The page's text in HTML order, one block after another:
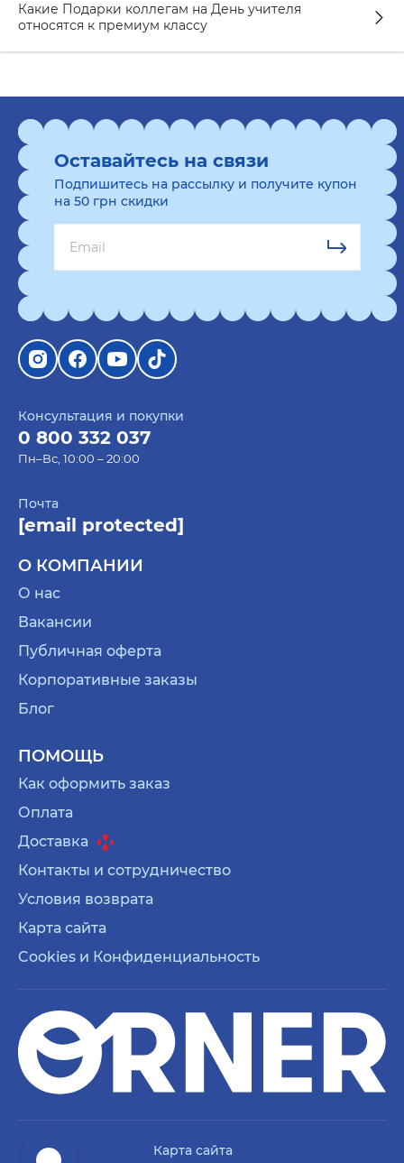
Какие Подарки коллегам на День учителя
относятся к премиум классу
Консультация и покупки
0 800 332 037
Пн–Вс, 10:00 – 20:00
Почта
[email protected]
О КОМПАНИИ
О нас
Вакансии
Публичная оферта
Корпоративные заказы
Блог
ПОМОЩЬ
Как оформить заказ
Оплата
Доставка
Контакты и сотрудничество
Условия возврата
Карта сайта
Cookies и Конфиденциальность
Оставайтесь на связи
Подпишитесь на рассылку и получите купон
на 50 грн скидки
Карта сайта